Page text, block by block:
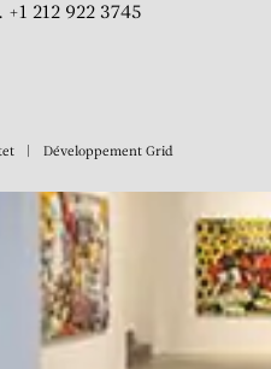
+1 212 922 3745
Développement Grid